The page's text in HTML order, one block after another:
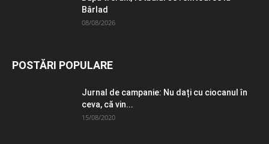
Bârlad
08/08/2026
POSTĂRI POPULARE
Jurnal de campanie: Nu dați cu ciocanul în
ceva, că vin...
15/08/2020